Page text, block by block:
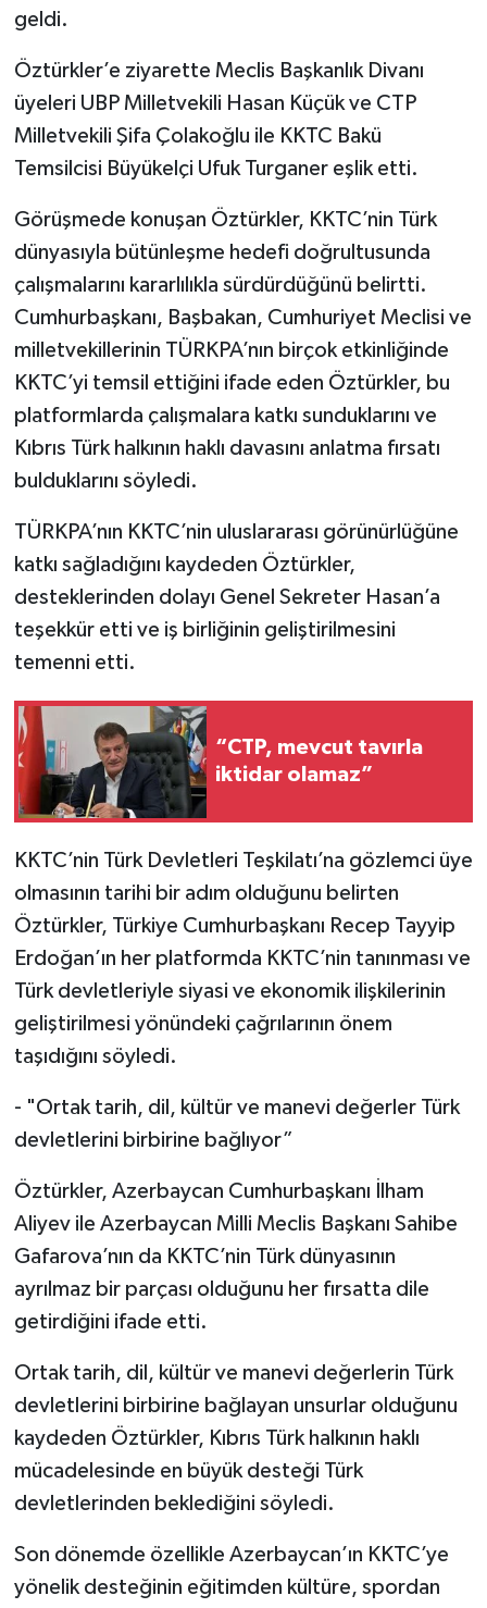
geldi.
Öztürkler’e ziyarette Meclis Başkanlık Divanı
üyeleri UBP Milletvekili Hasan Küçük ve CTP
Milletvekili Şifa Çolakoğlu ile KKTC Bakü
Temsilcisi Büyükelçi Ufuk Turganer eşlik etti.
Görüşmede konuşan Öztürkler, KKTC’nin Türk
dünyasıyla bütünleşme hedefi doğrultusunda
çalışmalarını kararlılıkla sürdürdüğünü belirtti.
Cumhurbaşkanı, Başbakan, Cumhuriyet Meclisi ve
milletvekillerinin TÜRKPA’nın birçok etkinliğinde
KKTC’yi temsil ettiğini ifade eden Öztürkler, bu
platformlarda çalışmalara katkı sunduklarını ve
Kıbrıs Türk halkının haklı davasını anlatma fırsatı
bulduklarını söyledi.
TÜRKPA’nın KKTC’nin uluslararası görünürlüğüne
katkı sağladığını kaydeden Öztürkler,
desteklerinden dolayı Genel Sekreter Hasan’a
teşekkür etti ve iş birliğinin geliştirilmesini
temenni etti.
“CTP, mevcut tavırla
iktidar olamaz”
KKTC’nin Türk Devletleri Teşkilatı’na gözlemci üye
olmasının tarihi bir adım olduğunu belirten
Öztürkler, Türkiye Cumhurbaşkanı Recep Tayyip
Erdoğan’ın her platformda KKTC’nin tanınması ve
Türk devletleriyle siyasi ve ekonomik ilişkilerinin
geliştirilmesi yönündeki çağrılarının önem
taşıdığını söyledi.
- "Ortak tarih, dil, kültür ve manevi değerler Türk
devletlerini birbirine bağlıyor”
Öztürkler, Azerbaycan Cumhurbaşkanı İlham
Aliyev ile Azerbaycan Milli Meclis Başkanı Sahibe
Gafarova’nın da KKTC’nin Türk dünyasının
ayrılmaz bir parçası olduğunu her fırsatta dile
getirdiğini ifade etti.
Ortak tarih, dil, kültür ve manevi değerlerin Türk
devletlerini birbirine bağlayan unsurlar olduğunu
kaydeden Öztürkler, Kıbrıs Türk halkının haklı
mücadelesinde en büyük desteği Türk
devletlerinden beklediğini söyledi.
Son dönemde özellikle Azerbaycan’ın KKTC’ye
yönelik desteğinin eğitimden kültüre, spordan